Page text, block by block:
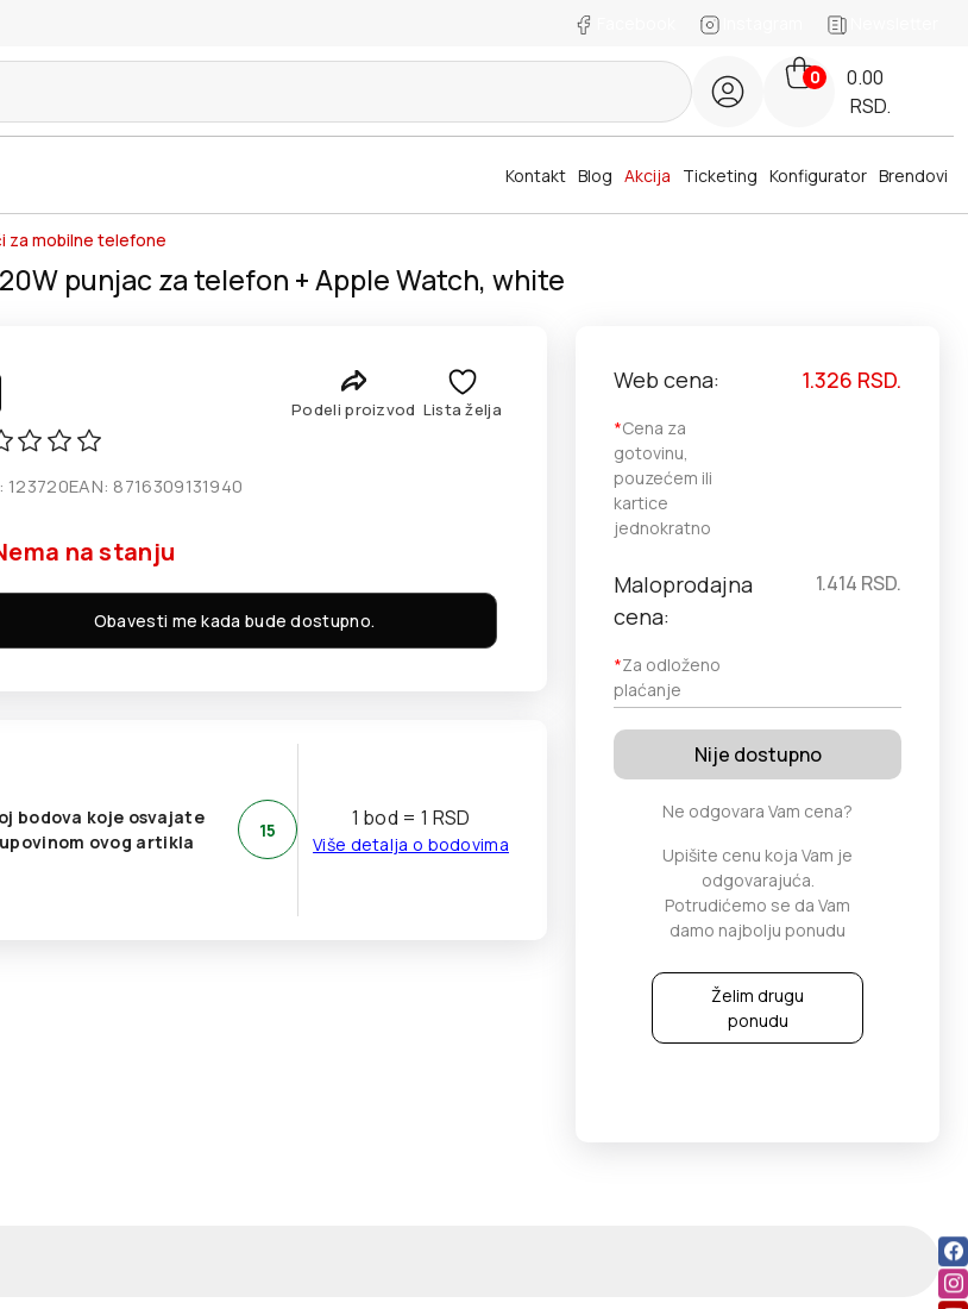
Instagram Newsletter
0
0.00
RSD.
Brendovi
Blog Akcija
Kontakt Ticketing Konfigurator
za mobilne telefone
punjac za telefon + Apple Watch, white
Podeli proizvod Lista želja
123720EAN: 8716309131940
na stanju
Obavesti me kada bude dostupno.
bodova koje osvajate
ovog artikla
15 1 bod = 1 RSD
Više detalja o bodovima
Web cena:
*Cena za
gotovinu,
pouzećem ili
kartice
jednokratno
1.326 RSD.
Maloprodajna
cena:
*Za odloženo
plaćanje
1.414 RSD.
Nije dostupno
Ne odgovara Vam cena?
Upišite cenu koja Vam je
odgovarajuća.
Potrudićemo se da Vam
damo najbolju ponudu
Želim drugu
ponudu